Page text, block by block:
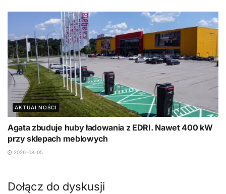
AKTUALNOŚCI
Agata zbuduje huby ładowania z EDRI. Nawet 400 kW
przy sklepach meblowych
2026-08-05
Dołącz do dyskusji